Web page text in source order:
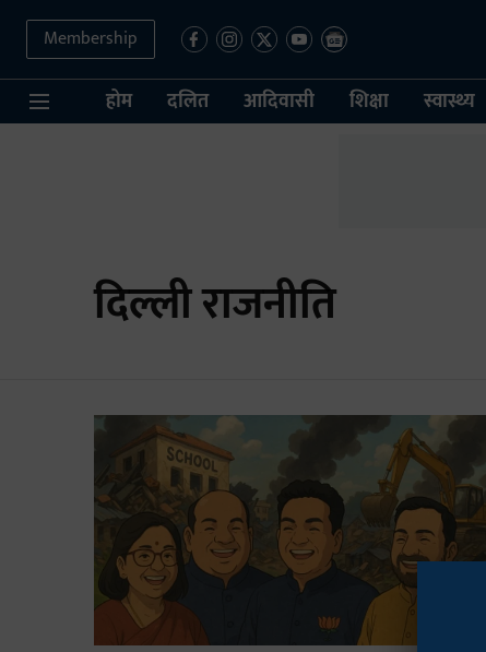
Membership
होम दलित आदिवासी शिक्षा स्वास्थ्य
दिल्ली राजनीति